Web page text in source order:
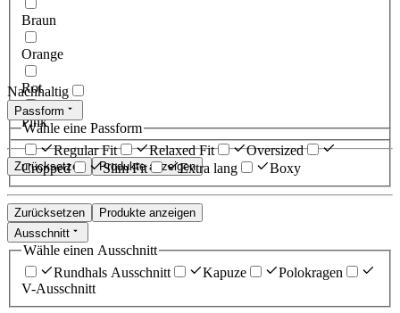
Braun
Orange
Rot
Pink
Zurücksetzen Produkte anzeigen
Nachhaltig
Passform
Wähle eine Passform
Regular Fit
Relaxed Fit
Oversized
Cropped
Slim Fit Extra lang Boxy
Zurücksetzen
Produkte anzeigen
Ausschnitt
Wähle einen Ausschnitt
Rundhals Ausschnitt
Kapuze
Polokragen
V-Ausschnitt